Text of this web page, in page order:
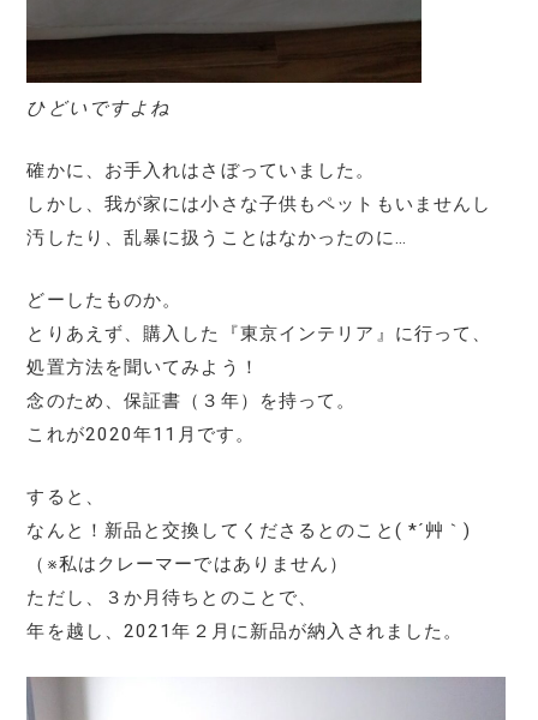
ひどいですよね
確かに、お手入れはさぼっていました。
しかし、我が家には小さな子供もペットもいませんし
汚したり、乱暴に扱うことはなかったのに…
どーしたものか。
とりあえず、購入した『東京インテリア』に行って、
処置方法を聞いてみよう！
念のため、保証書（３年）を持って。
これが2020年11月です。
すると、
なんと！新品と交換してくださるとのこと( *´艸｀)
（※私はクレーマーではありません）
ただし、３か月待ちとのことで、
年を越し、2021年２月に新品が納入されました。